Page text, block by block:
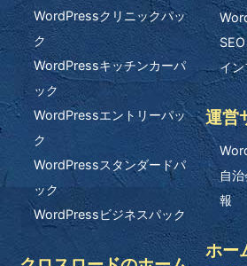
WordPressクリニックパッ
ク
WordPressキッチンカーパ
ック
WordPressエントリーパッ
ク
WordPressスタンダードパ
ック
WordPressビジネスパック
イ
運営
自
報
ホー